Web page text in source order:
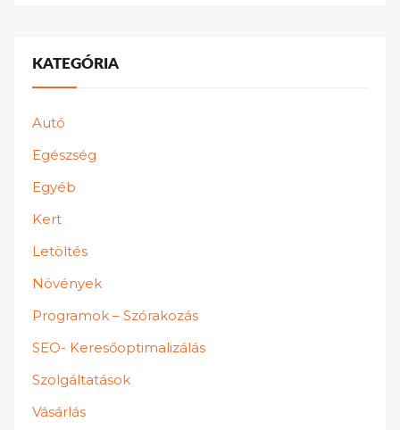
KATEGÓRIA
Autó
Egészség
Egyéb
Kert
Letöltés
Növények
Programok – Szórakozás
SEO- Keresőoptimalizálás
Szolgáltatások
Vásárlás